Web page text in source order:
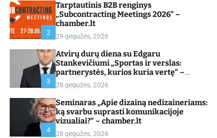
2
Tarptautinis B2B renginys
„Subcontracting Meetings 2026“ –
chamber.lt
29 gegužės, 2026
3
Atvirų durų diena su Edgaru
Stankevičiumi „Sportas ir verslas:
partnerystės, kurios kuria vertę“ –
chamber.lt
28 gegužės, 2026
4
Seminaras „Apie dizainą nedizaineriams:
ką svarbu suprasti komunikacijoje
vizualiai?“ – chamber.lt
28 gegužės, 2026